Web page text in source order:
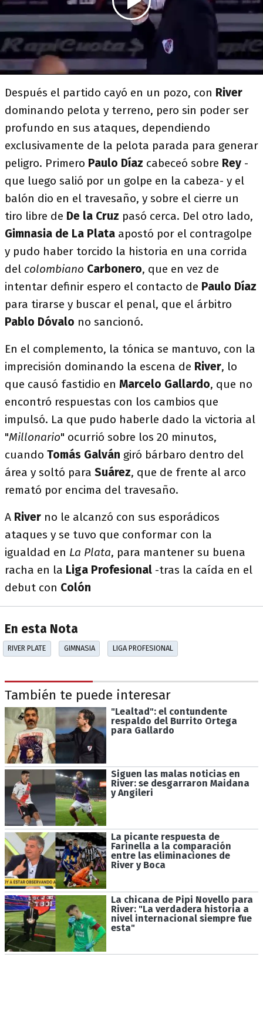
Después el partido cayó en un pozo, con River
dominando pelota y terreno, pero sin poder ser
profundo en sus ataques, dependiendo
exclusivamente de la pelota parada para generar
peligro. Primero Paulo Díaz cabeceó sobre Rey -
que luego salió por un golpe en la cabeza- y el
balón dio en el travesaño, y sobre el cierre un
tiro libre de De la Cruz pasó cerca. Del otro lado,
Gimnasia de La Plata apostó por el contragolpe
y pudo haber torcido la historia en una corrida
del colombiano Carbonero, que en vez de
intentar definir espero el contacto de Paulo Díaz
para tirarse y buscar el penal, que el árbitro
Pablo Dóvalo no sancionó.
En el complemento, la tónica se mantuvo, con la
imprecisión dominando la escena de River, lo
que causó fastidio en Marcelo Gallardo, que no
encontró respuestas con los cambios que
impulsó. La que pudo haberle dado la victoria al
"Millonario" ocurrió sobre los 20 minutos,
cuando Tomás Galván giró bárbaro dentro del
área y soltó para Suárez, que de frente al arco
remató por encima del travesaño.
A River no le alcanzó con sus esporádicos
ataques y se tuvo que conformar con la
igualdad en La Plata, para mantener su buena
racha en la Liga Profesional -tras la caída en el
debut con Colón
En esta Nota
RIVER PLATE GIMNASIA LIGA PROFESIONAL
También te puede interesar
"Lealtad": el contundente
respaldo del Burrito Ortega
para Gallardo
Siguen las malas noticias en
River: se desgarraron Maidana
y Angileri
La picante respuesta de
Farinella a la comparación
entre las eliminaciones de
River y Boca
La chicana de Pipi Novello para
River: "La verdadera historia a
nivel internacional siempre fue
esta"